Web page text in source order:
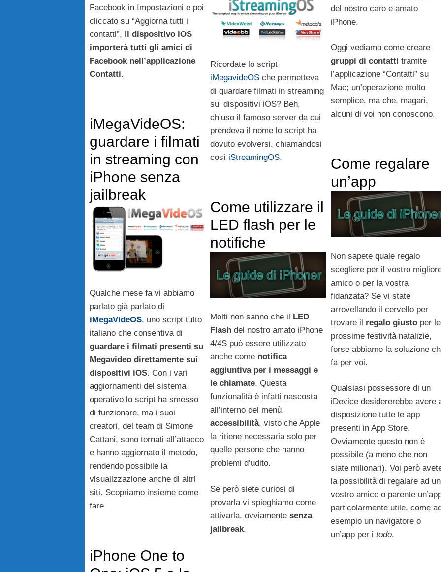
Facebook in Impostazioni e poi
cliccato su “Aggiorna tutti i
contatti”, il dispositivo iOS
importerà tutti gli amici di
Facebook nell’applicazione
Contatti.
del nostro caro e amato
iPhone.
Oggi vediamo come creare
gruppi di contatti tramite
l’applicazione “Contatti” su
Mac; un’operazione molto
semplice, ma che, magari,
alcuni di voi non conoscono.
Ricordate lo script
iMegavideOSche permetteva
di guardare filmati in streaming
sui dispositivi iOS? Beh,
chiuso il famoso server da cui
prendeva il nome lo script ha
dovuto evolversi, chiamandosi
così iStreamingOS.
iMegaVideOS:
guardare i filmati
in streaming con
iPhone senza
jailbreak
Qualche mese fa vi abbiamo
parlato già parlato di
iMegaVideOS, uno script tutto
italiano che consentiva di
guardare i filmati presenti su
Megavideo direttamente sui
dispositivi iOS. Con i vari
aggiornamenti del sistema
operativo lo script ha smesso
di funzionare, ma i suoi
creatori, del team di Simone
Cattani, sono tornati all’attacco
e hanno aggiornato il metodo,
rendendo possibile la
visualizzazione anche di altri
siti. Scopriamo insieme come
fare.
Come regalare
un’app
Non sapete quale regalo
scegliere per il vostro
amico o per la vostra
fidanzata? Se vi state
arrovellando il cervello per
trovare il regalo giustoper le
prossime festività natalizie,
forse abbiamo la soluzione
fa per voi.
Qualsiasi possessore di un
iDevice desidererebbe avere
disposizione tutte le app
presenti in App Store.
Ovviamente questo non è
possibile (a meno che non
siate milionari). Voi però
la possibilità di regalare ad un
vostro amico o parente
particolarmente utile, come
esempio un navigatore o
un’app per i todo.
Come utilizzare il
LED flash per le
notifiche
Molti non sanno che il
LED
Flashdel nostro amato iPhone
4/4S può essere utilizzato
anche come notifica
aggiuntiva per i messaggi e
le chiamate. Questa
funzionalità è infatti nascosta
all’interno del menù
accessibilità, visto che Apple
la ritiene necessaria solo per
quelle persone che hanno
problemi d’udito.
Se però siete curiosi di
provarla vi spieghiamo come
attivarla, ovviamente senza
jailbreak.
iPhone One to